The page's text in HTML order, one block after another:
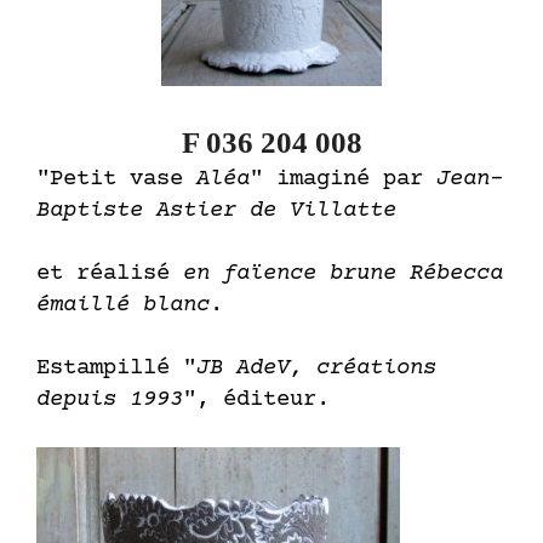
F 036 204 008
"Petit vaseAléa" imaginé par Jean-
Baptiste Astier de Villatte
et réalisé en faïence brune Rébecca
émaillé blanc.
Estampillé "JB AdeV, créations
depuis 1993", éditeur.